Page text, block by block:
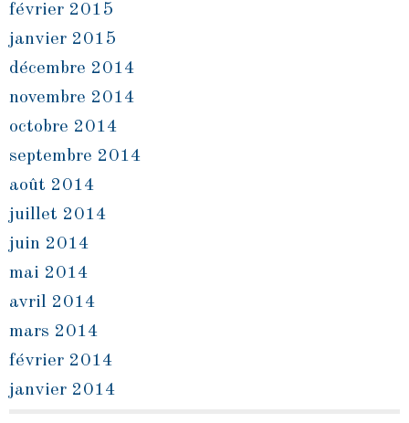
février 2015
janvier 2015
décembre 2014
novembre 2014
octobre 2014
septembre 2014
août 2014
juillet 2014
juin 2014
mai 2014
avril 2014
mars 2014
février 2014
janvier 2014